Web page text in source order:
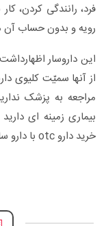
فرد، رانندگی کردن،
رویه و بدون حساب
این داروسار
از آنها سمیّت کلیوی
مراجعه به پزشک
بیماری زمینه ای دارید
خرید دارو otc با دارو ساز مشورت کنید